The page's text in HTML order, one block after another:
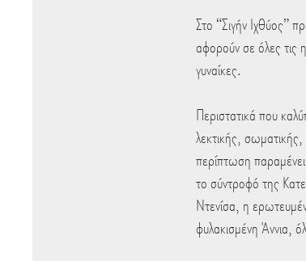
Στο “Σιγήν Ιχθύος”
αφορούν σε όλες τις
γυναίκες.
Περιστατικά που
λεκτικής,
περίπτωση
το σύντροφό της
Ντενίσα, η
φυλακισμένη Άννια,